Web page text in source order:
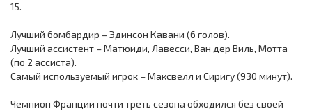
15.
Лучший бомбардир – Эдинсон Кавани (6 голов).
Лучший ассистент – Матюиди, Лавесси, Ван дер Виль, Мотта
(по 2 ассиста).
Самый используемый игрок – Максвелл и Сиригу (930 минут).
Чемпион Франции почти треть сезона обходился без своей